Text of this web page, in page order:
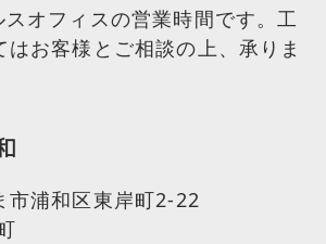
オフィスの営業時間です。工
お客様とご相談の上、承りま
市浦和区東岸町2-22